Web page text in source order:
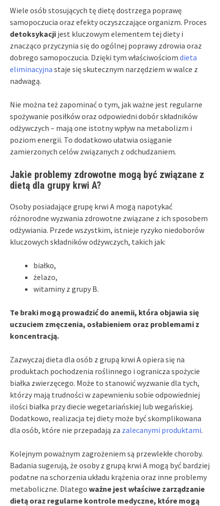
Wiele osób stosujących tę dietę dostrzega poprawę
samopoczucia oraz efekty oczyszczające organizm. Proces
detoksykacji jest kluczowym elementem tej diety i
znacząco przyczynia się do ogólnej poprawy zdrowia oraz
dobrego samopoczucia. Dzięki tym właściwościom dieta
eliminacyjna staje się skutecznym narzędziem w walce z
nadwagą.
Nie można też zapominać o tym, jak ważne jest regularne
spożywanie posiłków oraz odpowiedni dobór składników
odżywczych – mają one istotny wpływ na metabolizm i
poziom energii. To dodatkowo ułatwia osiąganie
zamierzonych celów związanych z odchudzaniem.
Jakie problemy zdrowotne mogą być związane z
dietą dla grupy krwi A?
Osoby posiadające grupę krwi A mogą napotykać
różnorodne wyzwania zdrowotne związane z ich sposobem
odżywiania. Przede wszystkim, istnieje ryzyko niedoborów
kluczowych składników odżywczych, takich jak:
białko,
żelazo,
witaminy z grupy B.
Te braki mogą prowadzić do anemii, która objawia się
uczuciem zmęczenia, osłabieniem oraz problemami z
koncentracją.
Zazwyczaj dieta dla osób z grupą krwi A opiera się na
produktach pochodzenia roślinnego i ogranicza spożycie
białka zwierzęcego. Może to stanowić wyzwanie dla tych,
którzy mają trudności w zapewnieniu sobie odpowiedniej
ilości białka przy diecie wegetariańskiej lub wegańskiej.
Dodatkowo, realizacja tej diety może być skomplikowana
dla osób, które nie przepadają za zalecanymi produktami.
Kolejnym poważnym zagrożeniem są przewlekłe choroby.
Badania sugerują, że osoby z grupą krwi A mogą być bardziej
podatne na schorzenia układu krążenia oraz inne problemy
metaboliczne. Dlatego ważne jest właściwe zarządzanie
dietą oraz regularne kontrole medyczne, które mogą